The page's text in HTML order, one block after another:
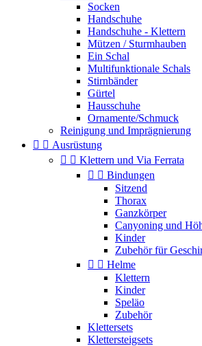
Socken
Handschuhe
Handschuhe - Klettern
Mützen / Sturmhauben
Ein Schal
Multifunktionale Schals
Stirnbänder
Gürtel
Hausschuhe
Ornamente/Schmuck
Reinigung und Imprägnierung
  Ausrüstung
  Klettern und Via Ferrata
  Bindungen
Sitzend
Thorax
Ganzkörper
Canyoning und
Kinder
Zubehör für
  Helme
Klettern
Kinder
Speläo
Zubehör
Klettersets
Klettersteigsets